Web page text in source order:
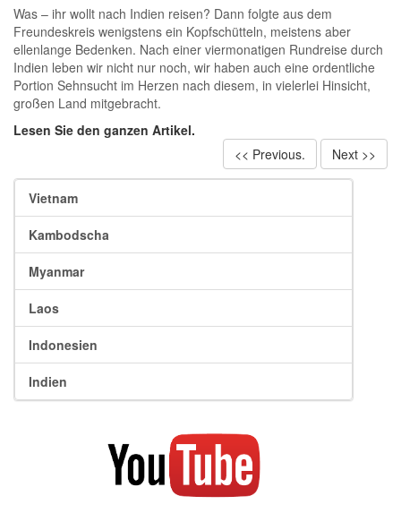
Was – ihr wollt nach Indien reisen? Dann folgte aus dem
Freundeskreis wenigstens ein Kopfschütteln, meistens aber
ellenlange Bedenken. Nach einer viermonatigen Rundreise durch
Indien leben wir nicht nur noch, wir haben auch eine ordentliche
Portion Sehnsucht im Herzen nach diesem, in vielerlei Hinsicht,
großen Land mitgebracht.
Lesen Sie den ganzen Artikel.
<< Previous.
Next >>
Vietnam
Kambodscha
Myanmar
Laos
Indonesien
Indien